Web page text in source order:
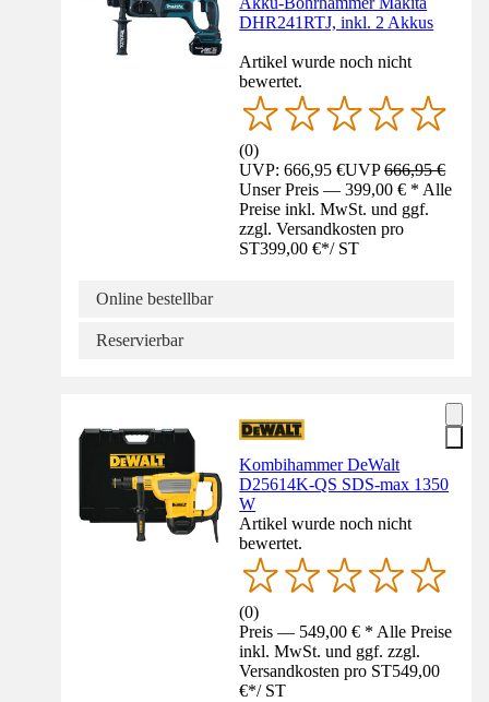
DHR241RTJ, inkl. 2 Akkus
Artikel wurde noch nicht
bewertet.
(0)
UVP: 666,95 €UVP666,95 €
Unser Preis — 399,00 € * Alle
Preise inkl. MwSt. und ggf.
zzgl. Versandkosten pro
ST399,00 €*/ ST
Online bestellbar
Reservierbar
Kombihammer DeWalt
D25614K-QS SDS-max 1350
W
Artikel wurde noch nicht
bewertet.
(0)
Preis — 549,00 € * Alle Preise
inkl. MwSt. und ggf. zzgl.
Versandkosten pro ST549,00
€*/ ST